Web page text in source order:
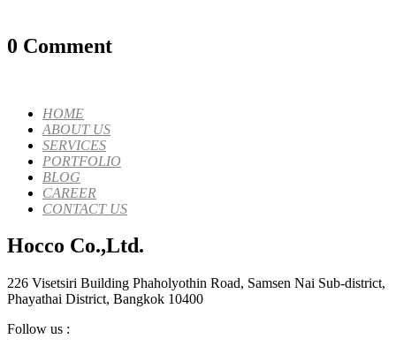
0 Comment
HOME
ABOUT US
SERVICES
PORTFOLIO
BLOG
CAREER
CONTACT US
Hocco Co.,Ltd.
226 Visetsiri Building Phaholyothin Road, Samsen Nai Sub-district,
Phayathai District, Bangkok 10400
Follow us :